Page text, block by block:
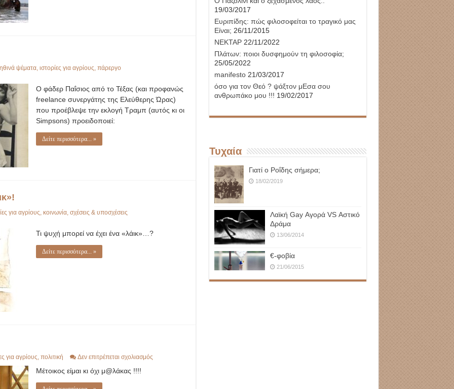
ψέματα, ιστορίες για αγρίους πάρεργο
Ο φάδερ Παΐσιος από το Τέξας (και προφανώς
freelance συνεργάτης της Ελεύθερης Ώρας)
που προέβλεψε την εκλογή Τραμπ (αυτός κι οι
Simpsons) προειδοποιεί:
Δείτε περισσότερα... »
για αγρίους κοινωνία, σχέσεις & υποσχέσεις
Τι ψυχή μπορεί να έχει ένα «λάικ»…?
Δείτε περισσότερα... »
για αγρίους πολιτική Δεν επιτρέπεται σχολιασμόςστο
Μέτοικος είμαι κι όχι μ@λάκας !!!!
19/03/2017
Ευριπίδης: πώς φιλοσοφείται το τραγικό μας
Είναι; 26/11/2015
ΝΕΚΤΑΡ22/11/2022
Πλάτων: ποιοι δυσφημούν τη φιλοσοφία;
25/05/2022
manifesto21/03/2017
όσο για τον Θεό ? ψάξτον μΕσα σου
ανθρωπάκο μου !!! 19/02/2017
Τυχαία
Γιατί ο Ροΐδης σήμερα;
18/02/2019
Λαϊκή Gay Αγορά VS Αστικό
Δράμα
13/06/2014
€-φοβία
21/06/2015